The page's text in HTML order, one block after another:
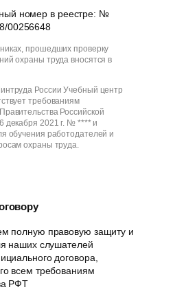
номер в реестре: №
00256648
прошедших проверку
охраны труда вносятся в
России Учебный центр
требованиям
Российской
декабря 2021 г. № **** и
обучения работодателей и
охраны труда.
полную правовую защиту и
наших слушателей
договора,
всем требованиям
РФT